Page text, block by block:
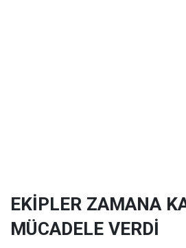
EKİPLER ZAMANA
MÜCADELE VERDİ